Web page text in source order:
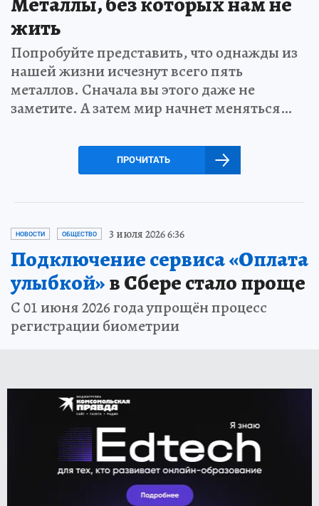
жить
Попробуйте представить, что однажды из
нашей жизни исчезнут всего пять
металлов. Сначала вы этого даже не
заметите. А затем мир начнет меняться…
ПРОЧИТАТЬ
НОВОСТИ ОБЩЕСТВО 3 июля 2026 6:36
Подключение сервиса «Оплата
улыбкой»в Сбере стало проще
С 01 июня 2026 года упрощён процесс
регистрации биометрии